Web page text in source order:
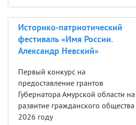
Историко-патриотический
фестиваль «Имя России.
Александр Невский»
Первый конкурс на
предоставление грантов
Губернатора Амурской области на
развитие гражданского
2026 году